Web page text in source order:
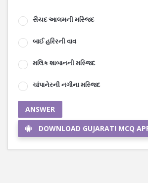
સૈયદ આલમની મસ્જિદ
બાઈ હરિરની વાવ
મલિક શાબાનની મસ્જિદ
ચાંપાનેરની નગીના મસ્જિદ
ANSWER
DOWNLOAD GUJARATI MCQ